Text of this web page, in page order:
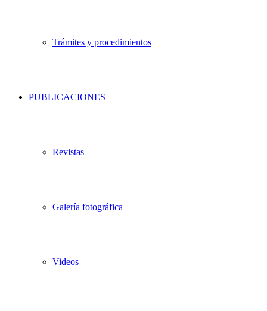
Trámites y procedimientos
PUBLICACIONES
Revistas
Galería fotográfica
Videos